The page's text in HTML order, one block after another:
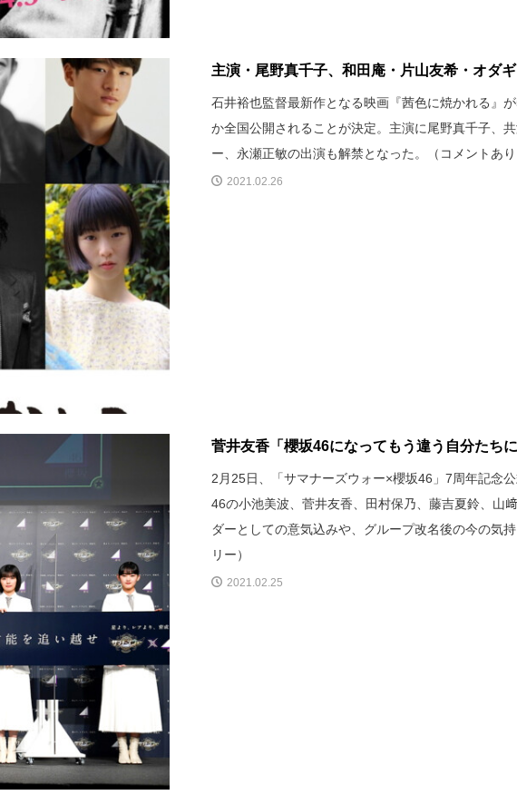
主演・尾野真千子、和田庵・片山友希・オダ
石井裕也監督最新作となる映画『茜色に焼かれる』
か全国公開されることが決定。主演に尾野真千子、
ー、永瀬正敏の出演も解禁となった。（コメントあり
2021.02.26
菅井友香「櫻坂46になってもう違う自分たち
2月25日、「サマナーズウォー×櫻坂46」7周年記念
46の小池美波、菅井友香、田村保乃、藤吉夏鈴、山
ダーとしての意気込みや、グループ改名後の今の気
リー）
2021.02.25